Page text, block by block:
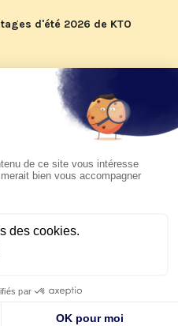
d'été 2026 de KTO
du pape Léon
à suivre sur KTO le
Uruguay, Argentine et
6 au 17 novembre 2026